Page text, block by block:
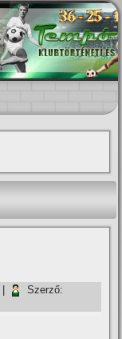
Szerző: